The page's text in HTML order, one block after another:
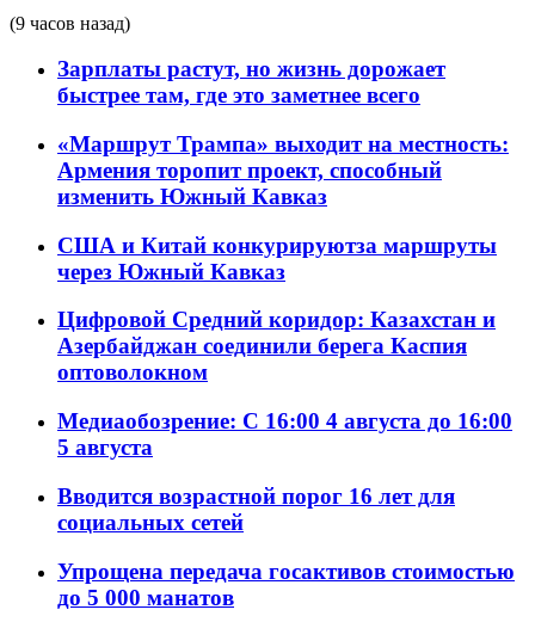
(9 часов назад)
Зарплаты растут, но жизнь дорожает
быстрее там, где это заметнее всего
«Маршрут Трампа» выходит на местность:
Армения торопит проект, способный
изменить Южный Кавказ
США и Китай конкурируютза маршруты
через Южный Кавказ
Цифровой Средний коридор: Казахстан и
Азербайджан соединили берега Каспия
оптоволокном
Медиаобозрение: С 16:00 4 августа до 16:00
5 августа
Вводится возрастной порог 16 лет для
социальных сетей
Упрощена передача госактивов стоимостью
до 5 000 манатов